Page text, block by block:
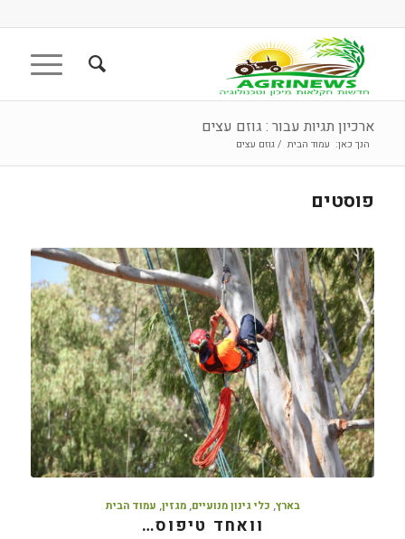
ארכיון תגיות עבור : גוזם עצים
הנך כאן: עמוד הבית / גוזם עצים
פוסטים
בארץ, כלי גינון מנועיים,מגזין, עמוד הבית
וואחד טיפוס…